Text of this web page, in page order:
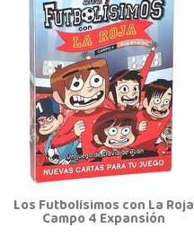
Los Futbolísimos con La Roja
Campo 4 Expansión